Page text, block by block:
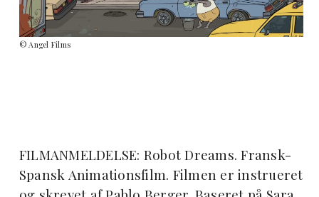
© Angel Films
FILMANMELDELSE: Robot Dreams. Fransk-
Spansk Animationsfilm. Filmen er instrueret